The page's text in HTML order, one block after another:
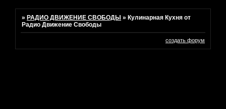
»РАДИО ДВИЖЕНИЕ СВОБОДЫ »Кулинарная Кухня от
Радио Движение Свободы
создать форум